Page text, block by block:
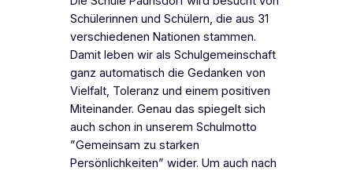
Schülerinnen und Schülern, die aus 31
verschiedenen Nationen stammen.
Damit leben wir als Schulgemeinschaft
ganz automatisch die Gedanken von
Vielfalt, Toleranz und einem positiven
Miteinander. Genau das spiegelt sich
auch schon in unserem Schulmotto
”Gemeinsam zu starken
Persönlichkeiten” wider. Um auch nach